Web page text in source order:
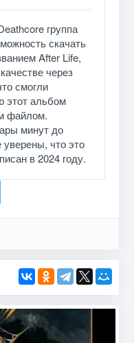
группа
скачать
After Life,
через
смогли
этот альбом
файлом.
минут до
уверены, что это
в 2024 году.